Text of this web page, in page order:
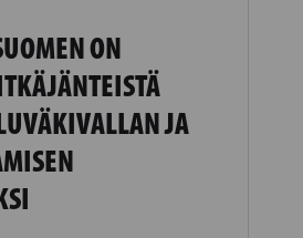
ON
JA